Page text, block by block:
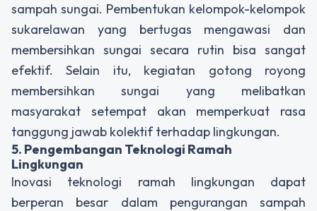
sampah sungai. Pembentukan kelompok-kelompok
sukarelawan yang bertugas mengawasi dan
membersihkan sungai secara rutin bisa sangat
efektif. Selain itu, kegiatan gotong royong
membersihkan sungai yang melibatkan
masyarakat setempat akan memperkuat rasa
tanggung jawab kolektif terhadap lingkungan.
5. Pengembangan Teknologi Ramah
Lingkungan
Inovasi teknologi ramah lingkungan dapat
berperan besar dalam pengurangan sampah